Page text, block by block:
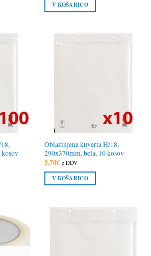
V KOŠARICO
Oblazinjena kuverta H/18,
290x370mm, bela, 10 kosov
5,70€ z DDV
V KOŠARICO